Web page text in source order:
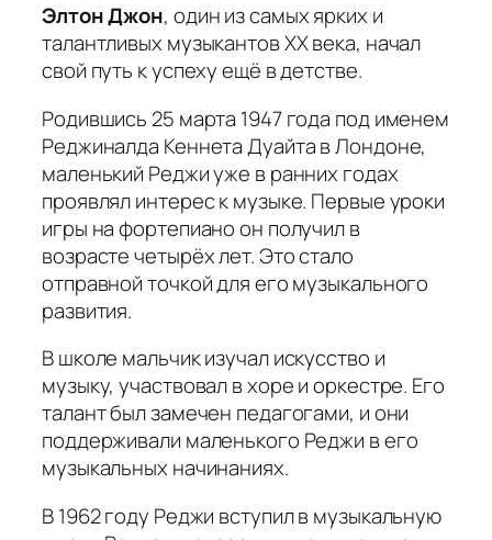
Элтон Джон, один из самых ярких и
талантливых музыкантов XX века, начал
свой путь к успеху ещё в детстве.
Родившись 25 марта 1947 года под именем
Реджиналда Кеннета Дуайта в Лондоне,
маленький Реджи уже в ранних годах
проявлял интерес к музыке. Первые уроки
игры на фортепиано он получил в
возрасте четырёх лет. Это стало
отправной точкой для его музыкального
развития.
В школе мальчик изучал искусство и
музыку, участвовал в хоре и оркестре. Его
талант был замечен педагогами, и они
поддерживали маленького Реджи в его
музыкальных начинаниях.
В 1962 году Реджи вступил в музыкальную